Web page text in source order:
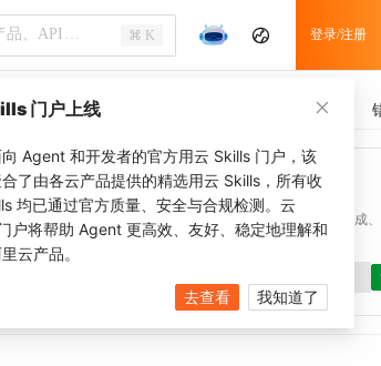
⌘ K 登录/注册
示例 CLI 示例 调用历史
了解更多
Agent 插件、技能、MCP 配置和验证工具，涵盖 SDK 代码生成、
alibabacloud-agent-toolkit-install 技能可快速完成本地配置。
agent-toolkit
门户上线
Agent 和开发者的官方用云 Skills 门户，该
了由各云产品提供的精选用云 Skills，所有收
均已通过官方质量、安全与合规检测。云
户将帮助 Agent 更高效、友好、稳定地理解和
云产品。
去查看 我知道了